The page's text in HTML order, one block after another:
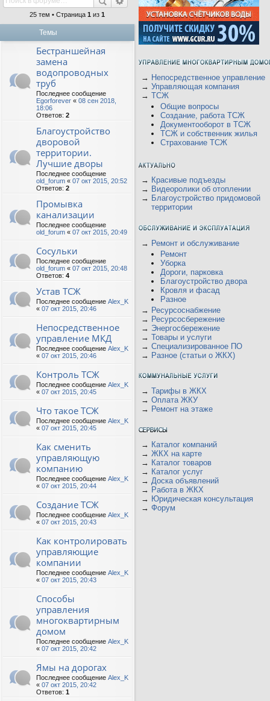
25 тем • Страница 1 из 1
Темы
Бестраншейная
замена
водопроводных
труб
Последнее сообщение
Egorforever « 08 сен 2018,
18:06
Ответов: 2
Благоустройство
дворовой
территории.
Лучшие дворы
Последнее сообщение
old_forum « 07 окт 2015, 20:52
Ответов: 2
Промывка
канализации
Последнее сообщение
old_forum « 07 окт 2015, 20:49
Сосульки
Последнее сообщение
old_forum « 07 окт 2015, 20:48
Ответов: 4
Устав ТСЖ
Последнее сообщение Alex_K
« 07 окт 2015, 20:46
Непосредственное
управление МКД
Последнее сообщение Alex_K
« 07 окт 2015, 20:46
Контроль ТСЖ
Последнее сообщение Alex_K
« 07 окт 2015, 20:45
Что такое ТСЖ
Последнее сообщение Alex_K
« 07 окт 2015, 20:45
Как сменить
управляющую
компанию
Последнее сообщение Alex_K
« 07 окт 2015, 20:44
Создание ТСЖ
Последнее сообщение Alex_K
« 07 окт 2015, 20:43
Как контролировать
управляющие
компании
Последнее сообщение Alex_K
« 07 окт 2015, 20:43
Способы
управления
многоквартирным
домом
Последнее сообщение Alex_K
« 07 окт 2015, 20:42
Ямы на дорогах
Последнее сообщение Alex_K
« 07 окт 2015, 20:42
Ответов: 1
→ Непосредственное управление
→ Управляющая компания
→ ТСЖ
Общие вопросы
Создание, работа ТСЖ
Документооборот в ТСЖ
ТСЖ и собственник жилья
Страхование ТСЖ
→ Красивые подъезды
→ Видеоролики об отоплении
→ Благоустройство придомовой
территории
→ Ремонт и обслуживание
Ремонт
Уборка
Дороги, парковка
Благоустройство двора
Кровля и фасад
Разное
→ Ресурсоснабжение
→ Ресурсосбережение
→ Энергосбережение
→ Товары и услуги
→ Специализированное ПО
→ Разное (статьи о ЖКХ)
→ Тарифы в ЖКХ
→ Оплата ЖКУ
→ Ремонт на этаже
→ Каталог компаний
→ ЖКХ на карте
→ Каталог товаров
→ Каталог услуг
→ Доска объявлений
→ Работа в ЖКХ
→ Юридическая консультация
→ Форум